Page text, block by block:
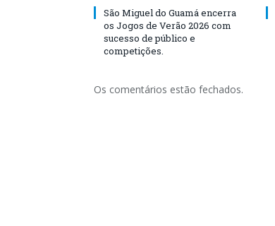
São Miguel do Guamá encerra
os Jogos de Verão 2026 com
sucesso de público e
competições.
Os comentários estão fechados.